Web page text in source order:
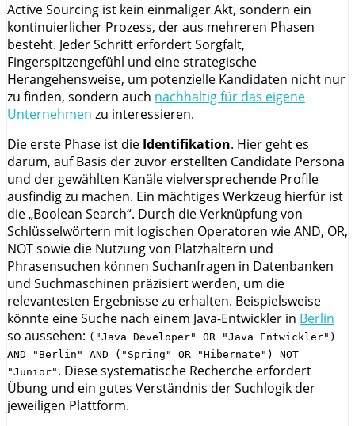
Active Sourcing ist kein einmaliger Akt, sondern ein
kontinuierlicher Prozess, der aus mehreren Phasen
besteht. Jeder Schritt erfordert Sorgfalt,
Fingerspitzengefühl und eine strategische
Herangehensweise, um potenzielle Kandidaten nicht nur
zu finden, sondern auch nachhaltig für das eigene
Unternehmen zu interessieren.
Die erste Phase ist die Identifikation. Hier geht es
darum, auf Basis der zuvor erstellten Candidate Persona
und der gewählten Kanäle vielversprechende Profile
ausfindig zu machen. Ein mächtiges Werkzeug hierfür ist
die „Boolean Search“. Durch die Verknüpfung von
Schlüsselwörtern mit logischen Operatoren wie AND, OR,
NOT sowie die Nutzung von Platzhaltern und
Phrasensuchen können Suchanfragen in Datenbanken
und Suchmaschinen präzisiert werden, um die
relevantesten Ergebnisse zu erhalten. Beispielsweise
könnte eine Suche nach einem Java-Entwickler in Berlin
so aussehen: ("Java Developer" OR "Java Entwickler")
AND "Berlin" AND ("Spring" OR "Hibernate") NOT
"Junior" . Diese systematische Recherche erfordert
Übung und ein gutes Verständnis der Suchlogik der
jeweiligen Plattform.